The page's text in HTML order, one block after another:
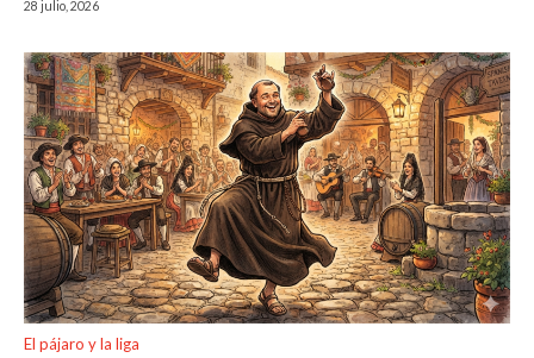
28 julio, 2026
El pájaro y la liga